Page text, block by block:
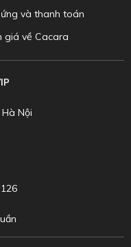
và thanh toán
giá về Cacara
Nội